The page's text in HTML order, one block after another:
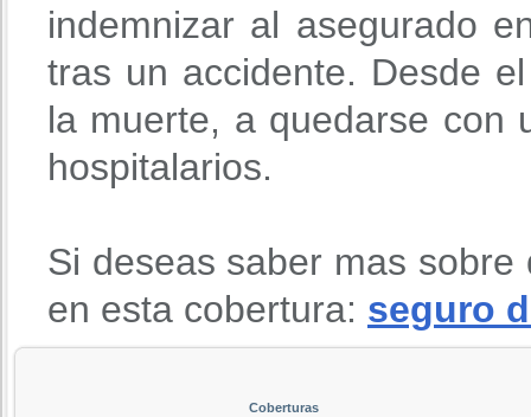
indemnizar al asegurado
tras un accidente. Desde
la muerte, a quedarse con
hospitalarios.
Si deseas saber mas
en esta cobertura: seguro
Coberturas